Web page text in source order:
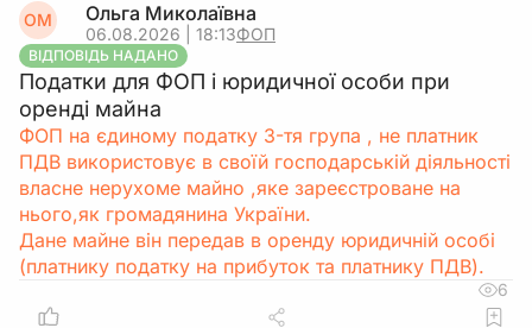
ОМ Ольга Миколаївна
06.08.2026 | 18:13ФОП
ВІДПОВІДЬ НАДАНО
Податки для ФОП і юридичної особи при
оренді майна
ФОП на єдиному податку 3-тя група , не платник
ПДВ використовує в своїй господарській діяльності
власне нерухоме майно ,яке зареєстроване на
нього,як громадянина України.
Дане майне він передав в оренду юридичній особі
(платнику податку на прибуток та платнику ПДВ).
6